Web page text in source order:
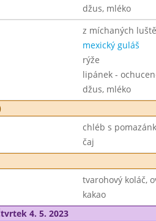
džus, mléko
z míchaných
mexický guláš
rýže
lipánek -
džus, mléko
chléb s
čaj
tvarohový koláč,
kakao
4. 5. 2023